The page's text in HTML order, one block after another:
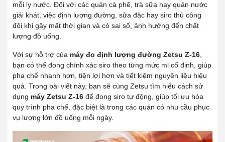
mỗi ly nước. Đối với các quán cà phê, trà sữa hay quán nước
giải khát, việc định lượng đường, sữa đặc hay siro thủ công
đôi khi gây mất thời gian và có sai số, ảnh hưởng đến chất
lượng đồ uống.
Với sự hỗ trợ của máy đo định lượng đường Zetsu Z-16
bạn có thể đong chính xác siro theo từng mức ml cố định, giúp
pha chế nhanh hơn, tiện lợi hơn và tiết kiệm nguyên liệu hiệu
quả. Trong bài viết này, bạn sẽ cùng Zetsu tìm hiểu cách sử
dụng máy Zetsu Z-16 để đong siro tự động, giúp tối ưu hóa
quy trình pha chế, đặc biệt là trong các quán có nhu cầu phục
vụ lượng lớn đồ uống mỗi ngày.